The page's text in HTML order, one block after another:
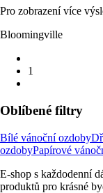
Pro zobrazení více
Bloomingville
1
Oblíbené filtry
Bílé vánoční ozdoby
ozdobyPapírové
E-shop s každodenní
produktů pro krásné